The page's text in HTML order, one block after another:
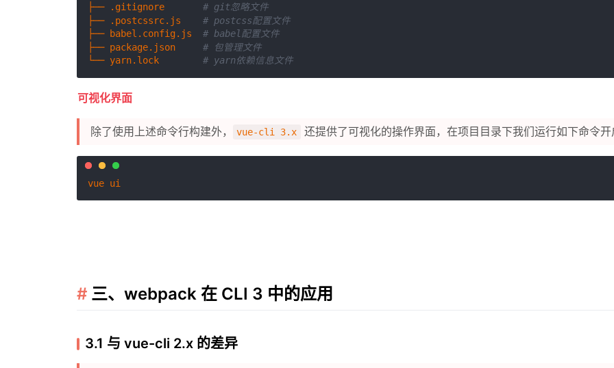
├── .gitignore # git忽略文件
├── .postcssrc.js # postcss配置文件
├── babel.config.js # babel配置文件
├── package.json # 包管理文件
└── yarn.lock # yarn依赖信息文件
可视化界面
除了使用上述命令行构建外， vue-cli 3.x 还提供了可视化的操作界面，在项目目录下我们运行如下命令开
三、webpack 在 CLI 3 中的应用
3.1 与 vue-cli 2.x 的差异